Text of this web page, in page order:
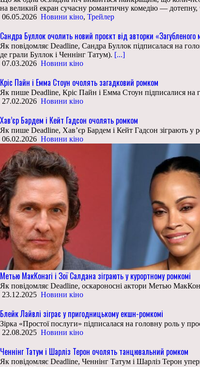
на великий екран сучасну романтичну комедію — дотепну,
06.05.2026 Новини кіно, Трейлер
Сандра Буллок очолить новий проєкт від авторки «Загубленого
Як повідомляє Deadline, Сандра Буллок підписалася на
де грали Буллок і Ченнінг Татум). [...]
07.03.2026 Новини кіно
Кріс Пайн і Емма Стоун очолять загадковий ромком
Як пише Deadline, Кріс Пайн і Емма Стоун підписалися на
27.02.2026 Новини кіно
Хав’єр Бардем і Кейт Гадсон очолять ромком
Як пише Deadline, Хав’єр Бардем і Кейт Гадсон зіграють у
06.02.2026 Новини кіно
Метью МакКонагі і Зої Салдана зіграють у курортному ромкомі
Як повідомляє Deadline, оскароносні актори Метью
23.12.2025 Новини кіно
Блейк Лайвлі зіграє у пригодницькому екшн-ромкомі
Зірка «Простої послуги» підписалася на головну роль у
22.08.2025 Новини кіно
Ченнінг Татум і Шарліз Терон очолять танцювальний ромком
Як повідомляє Deadline, Ченнінг Татум і Шарліз Терон